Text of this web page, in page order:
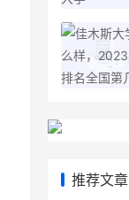
推荐文章